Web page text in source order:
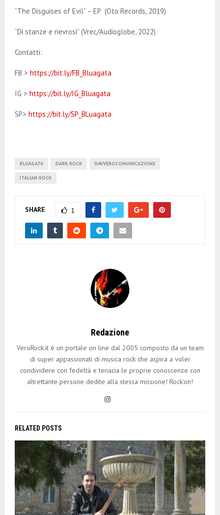
“The Disguises of Evil” – EP (Oto Records, 2019)
“Di stanze e nevrosi” (Vrec/Audioglobe, 2022)
Contatti:
FB > https://bit.ly/FB_Bluagata
IG > https://bit.ly/IG_Bluagata
SP> https://bit.ly/SP_BLuagata
BLUAGATA DARK ROCK DAVVEROCOMUNICAZIONE
ITALIAN ROCK
SHARE 1
Redazione
VeroRock.it è un portale on line dal 2005 composto da un team
di super appassionati di musica rock che aspira a voler
condividere con fedeltà e tenacia le proprie conoscenze con
altrettante persone dedite alla stessa missione! Rock'on!
RELATED POSTS